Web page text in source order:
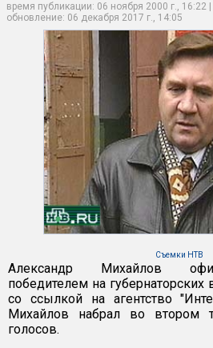
время публикации: 06 ноября 2000 г., 16:22
обновление: 06 декабря 2017 г., 14:05
Съемки НТВ
Александр Михайлов
победителем на
со ссылкой на агентство
Михайлов набрал во втором
голосов.